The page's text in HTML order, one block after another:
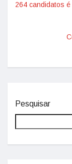
264 candidatos
Pesquisar